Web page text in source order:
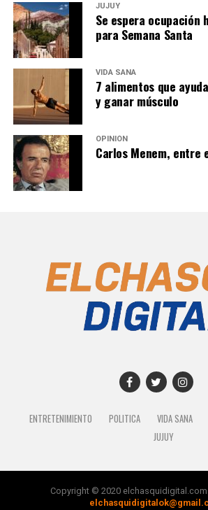
JUJUY
Se espera ocupación
para Semana Santa
VIDA SANA
7 alimentos que
y ganar músculo
OPINIÓN
Carlos Menem, entre
ENTRETENIMIENTO POLITICA VIDA SANA
JUJUY
Copyright © 2020